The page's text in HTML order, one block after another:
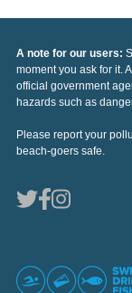
A note for our users:
moment you ask for it.
official government
hazards such as
Please report your
beach-goers safe.